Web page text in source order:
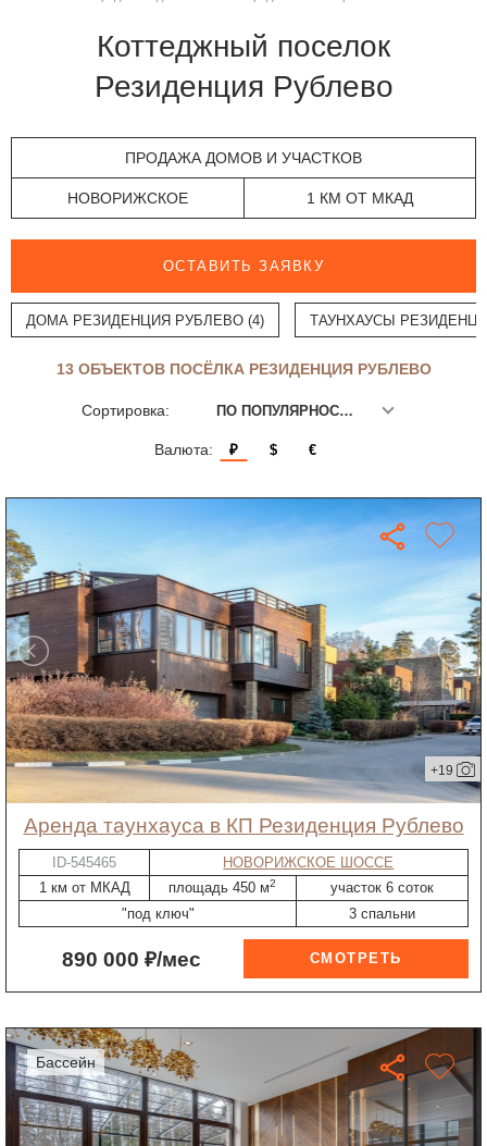
Коттеджный поселок
Резиденция Рублево
ПРОДАЖА ДОМОВ И УЧАСТКОВ
НОВОРИЖСКОЕ 1 КМ ОТ МКАД
ОСТАВИТЬ ЗАЯВКУ
ДОМА РЕЗИДЕНЦИЯ РУБЛЕВО (4) ТАУНХАУСЫ
13 ОБЪЕКТОВ ПОСЁЛКА РЕЗИДЕНЦИЯ РУБЛЕВО
Сортировка: ПО ПОПУЛЯРНОСТИ
Валюта: ₽ $ €
+19
Аренда таунхауса в КП Резиденция Рублево
ID-545465
НОВОРИЖСКОЕ ШОССЕ
1 км от МКАД
площадь 450 м2
участок 6 соток
"под ключ"
3 спальни
890 000 ₽/мес
бассейн